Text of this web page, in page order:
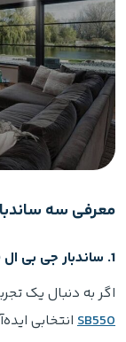
معرفی سه
1. ساندبار جی بی ال SB550
اگر به دنبال یک
SB550 انتخابی